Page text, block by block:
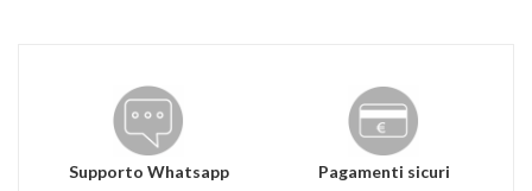
Supporto Whatsapp
Pagamenti sicuri